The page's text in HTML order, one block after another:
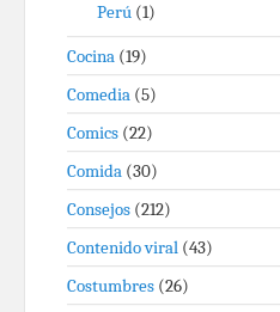
Perú (1)
Cocina (19)
Comedia (5)
Comics (22)
Comida (30)
Consejos (212)
Contenido viral (43)
Costumbres (26)